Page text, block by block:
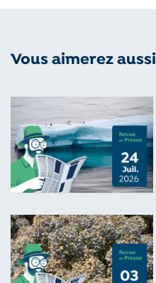
Vous aimerez aussi